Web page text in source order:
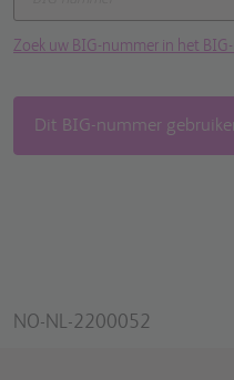
Zoek uw BIG-nummer in het
NO-NL-2200052